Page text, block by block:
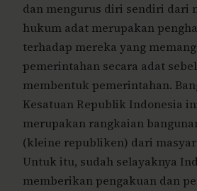
dan mengurus diri sendiri dari
hukum adat merupakan
terhadap mereka yang
pemerintahan secara adat
membentuk pemerintahan.
Kesatuan Republik Indonesia
merupakan rangkaian
(kleine republiken) dari
Untuk itu, sudah selayaknya
memberikan pengakuan dan